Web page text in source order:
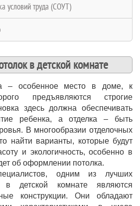
условий труда (СОУТ)
в детской комнате
– особенное место в доме, к
предъявляются строгие
здесь должна обеспечивать
ребенка, а отделка – быть
В многообразии отделочных
найти варианты, которые будут
и экологичность, особенно в
об оформлении потолка.
одним из лучших
в детской комнате являются
конструкции. Они обладают